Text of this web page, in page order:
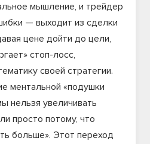
мышление, и трейдер
— выходит из сделки
цене дойти до цели,
стоп-лосс,
своей стратегии.
ментальной «подушки
нельзя увеличивать
просто потому, что
больше». Этот переход